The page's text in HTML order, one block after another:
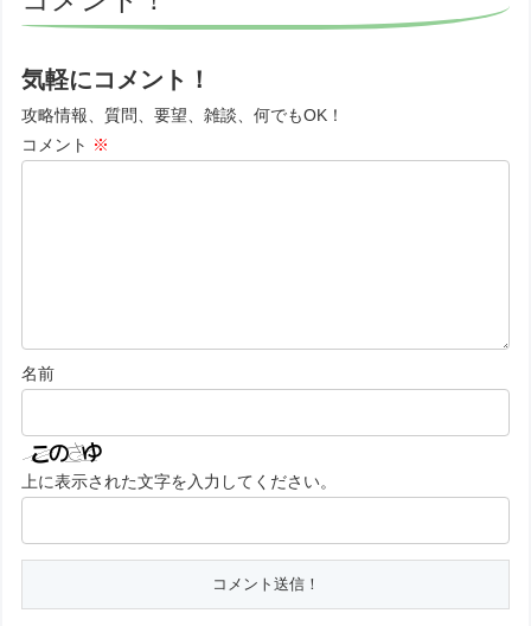
気軽にコメント！
攻略情報、質問、要望、雑談、何でもOK！
コメント ※
名前
上に表示された文字を入力してください。